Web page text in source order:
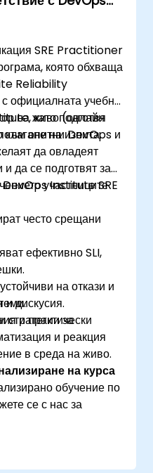
SRE Practitioner
която обхваща
Reliability
официалната учебна
като подготвя
на изпита.
на живо (онлайн
към опитни DevOps и
да овладеят
и да се подготвят за
DevOps Institute SRE
участниците
често срещани
ефективно SLI,
на откази и
стратегии за
и реакция
и дискусия.
и практически
в среда на живо.
на курса
обучение по
се с нас за